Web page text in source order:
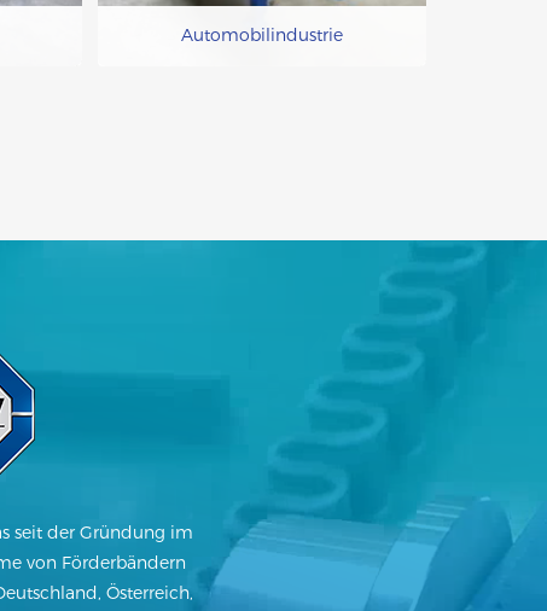
Automobilindustrie
seit der Gründung im
von Förderbändern
Österreich,